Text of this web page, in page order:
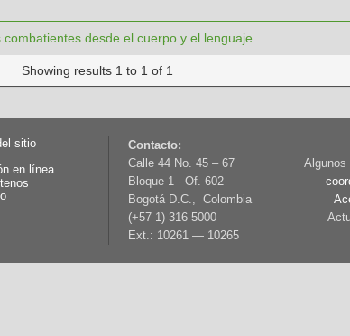
desde el cuerpo y el lenguaje
Showing results 1 to 1 of 1
sitio
en línea
Contacto:
Calle 44 No. 45 – 67
Bloque 1 - Of. 602
Bogotá D.C., Colombia
(+57 1) 316 5000
Ext.: 10261 — 10265
Algunos